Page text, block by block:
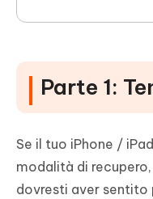
Parte 1:
Se il tuo iPhone /
modalità di
dovresti aver sentito